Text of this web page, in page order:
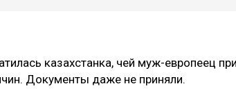
казахстанка, чей муж-европеец
Документы даже не приняли.